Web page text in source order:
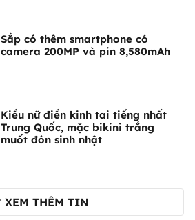
Sắp có thêm smartphone có
camera 200MP và pin 8,580mAh
Kiều nữ điền kinh tai tiếng nhất
Trung Quốc, mặc bikini trắng
muốt đón sinh nhật
XEM THÊM TIN